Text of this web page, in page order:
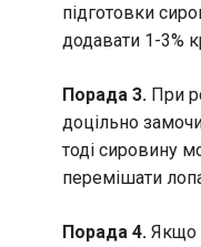
підготовки
додавати 1-3%
Порада 3. При
доцільно
тоді сировину
перемішати
Порада 4. Якщо